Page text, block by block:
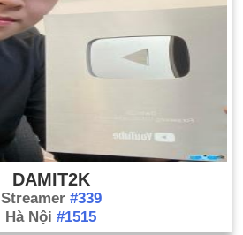
DAMIT2K
Streamer #339
Hà Nội #1515